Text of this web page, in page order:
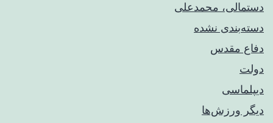
دستمالی، محمدعلی
دسته‌بندی نشده
دفاع مقدس
دولت
دیپلماسی
دیگر ورزش‌ها